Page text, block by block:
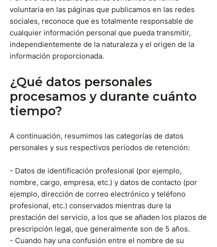
voluntaria en las páginas que publicamos en las redes
sociales, reconoce que es totalmente responsable de
cualquier información personal que pueda transmitir,
independientemente de la naturaleza y el origen de la
información proporcionada.
¿Qué datos personales
procesamos y durante cuánto
tiempo?
A continuación, resumimos las categorías de datos
personales y sus respectivos períodos de retención:
- Datos de identificación profesional (por ejemplo,
nombre, cargo, empresa, etc.) y datos de contacto (por
ejemplo, dirección de correo electrónico y teléfono
profesional, etc.) conservados mientras dure la
prestación del servicio, a los que se añaden los plazos de
prescripción legal, que generalmente son de 5 años.
- Cuando hay una confusión entre el nombre de su